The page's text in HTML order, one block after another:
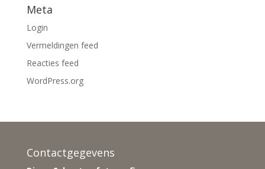
Meta
Login
Vermeldingen feed
Reacties feed
WordPress.org
Contactgegevens